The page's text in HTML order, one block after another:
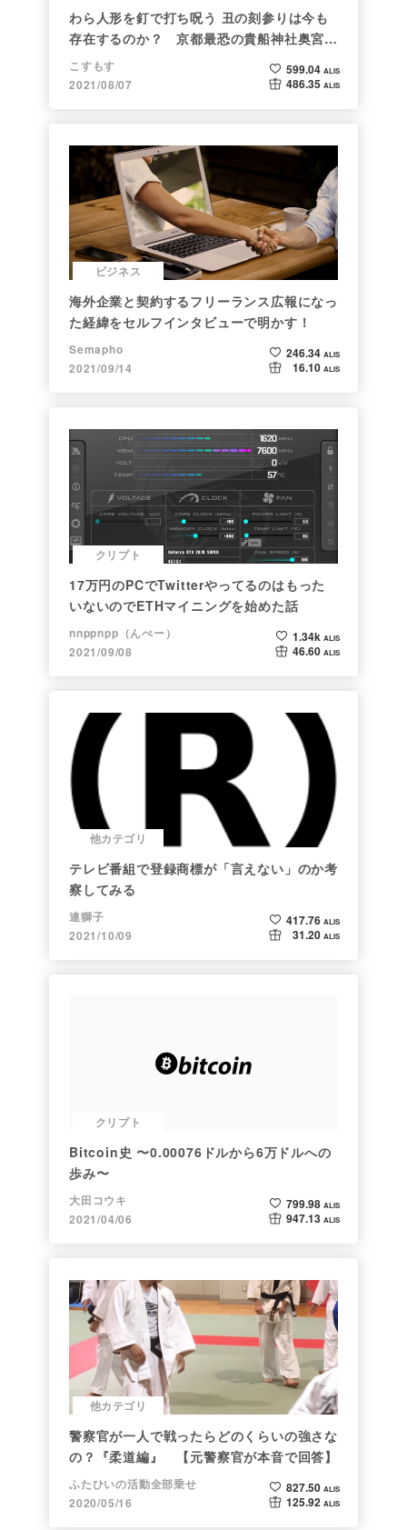
わら人形を釘で打ち呪う 丑の刻参りは今も
存在するのか？ 京都最恐の貴船神社奥宮を
調べた
こすもす
2021/08/07
599.04 ALIS
486.35 ALIS
ビジネス
海外企業と契約するフリーランス広報になっ
た経緯をセルフインタビューで明かす！
Semapho
2021/09/14
246.34 ALIS
16.10 ALIS
クリプト
17万円のPCでTwitterやってるのはもった
いないのでETHマイニングを始めた話
nnppnpp（んぺー）
2021/09/08
1.34k ALIS
46.60 ALIS
他カテゴリ
テレビ番組で登録商標が「言えない」のか考
察してみる
連獅子
2021/10/09
417.76 ALIS
31.20 ALIS
クリプト
Bitcoin史 〜0.00076ドルから6万ドルへの
歩み〜
大田コウキ
2021/04/06
799.98 ALIS
947.13 ALIS
他カテゴリ
警察官が一人で戦ったらどのくらいの強さな
の？『柔道編』 【元警察官が本音で回答】
ふたひいの活動全部乗せ
2020/05/16
827.50 ALIS
125.92 ALIS